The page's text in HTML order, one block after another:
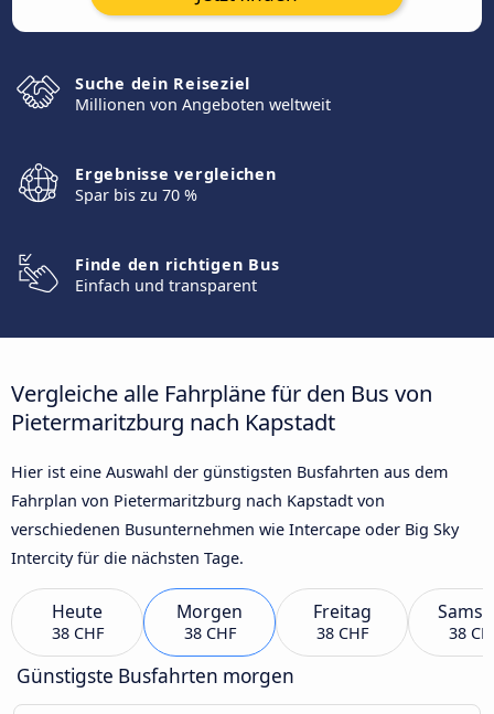
Suche dein Reiseziel
Millionen von Angeboten weltweit
Ergebnisse vergleichen
Spar bis zu 70 %
Finde den richtigen Bus
Einfach und transparent
Vergleiche alle Fahrpläne für den Bus von
Pietermaritzburg nach Kapstadt
Hier ist eine Auswahl der günstigsten Busfahrten aus dem
Fahrplan von Pietermaritzburg nach Kapstadt von
verschiedenen Busunternehmen wie Intercape oder Big Sky
Intercity für die nächsten Tage.
Heute
38 CHF
Morgen
38 CHF
Freitag
38 CHF 38
Günstigste Busfahrten morgen